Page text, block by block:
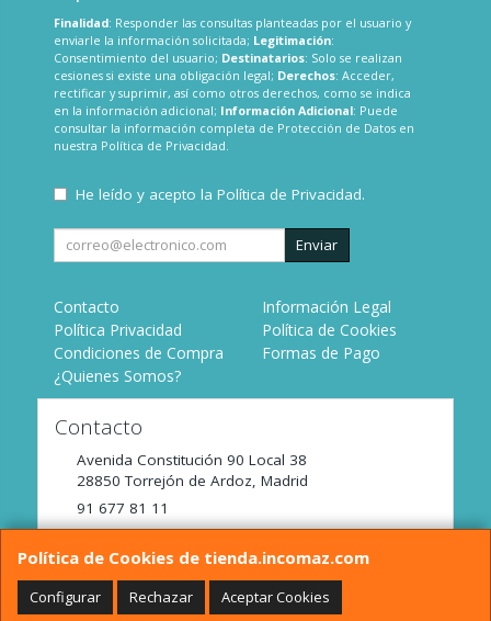
Política de Cookies de tienda.incomaz.com
Configurar Rechazar Aceptar Cookies
Finalidad: Responder las consultas planteadas por el usuario y
enviarle la información solicitada; Legitimación:
Consentimiento del usuario; Destinatarios: Solo se realizan
cesiones si existe una obligación legal; Derechos: Acceder,
rectificar y suprimir, así como otros derechos, como se indica
en la información adicional; Información Adicional: Puede
consultar la información completa de Protección de Datos en
nuestra Política de Privacidad.
He leído y acepto la Política de Privacidad.
Enviar
Contacto
Información Legal
Política Privacidad
Política de Cookies
Condiciones de Compra
Formas de Pago
¿Quienes Somos?
Contacto
Avenida Constitución 90 Local 38
28850 Torrejón de Ardoz, Madrid
91 677 81 11
tienda@incomaz.com
Horario